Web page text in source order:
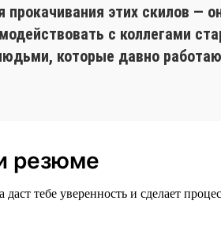
этих скилов —
с коллегами
которые давно
резюме
тебе уверенность и сделает